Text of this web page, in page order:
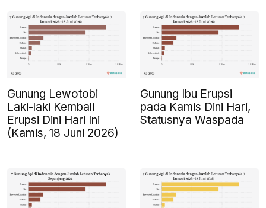
Gunung Lewotobi
Laki-laki Kembali
Erupsi Dini Hari Ini
(Kamis, 18 Juni 2026)
Gunung Ibu Erupsi
pada Kamis Dini Hari,
Statusnya Waspada